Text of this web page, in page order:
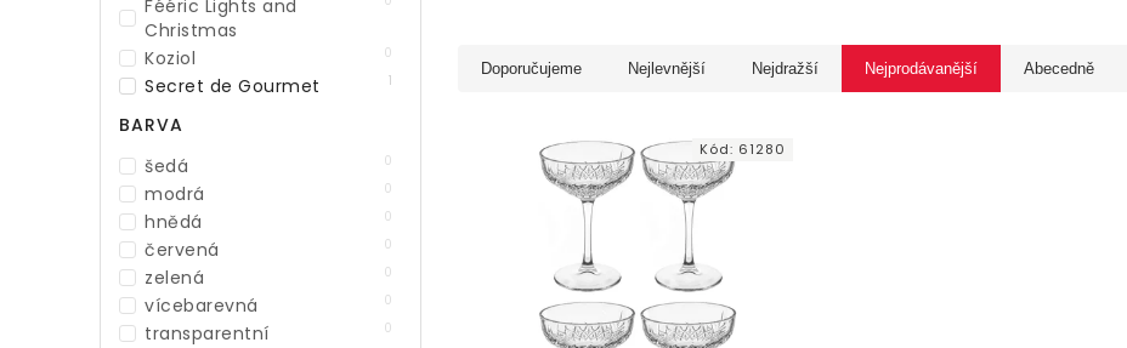
Fééric Lights and
Christmas
Koziol 0
Secret de Gourmet 1
Vivalto
BARVA
šedá
0
modrá 0
hnědá 0
červená 0
zelená 0
vícebarevná 0
transparentní 0
Doporučujeme Nejlevnější Nejdražší Nejprodávanější Abecedně
Kód: 61280